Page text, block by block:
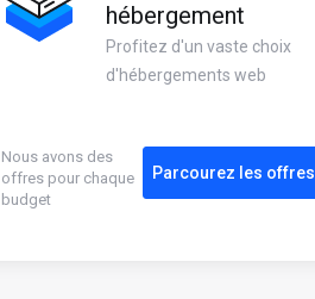
hébergement
Profitez d'un vaste choix
d'hébergements web
Nous avons des
offres pour chaque
budget
Parcourez les offres